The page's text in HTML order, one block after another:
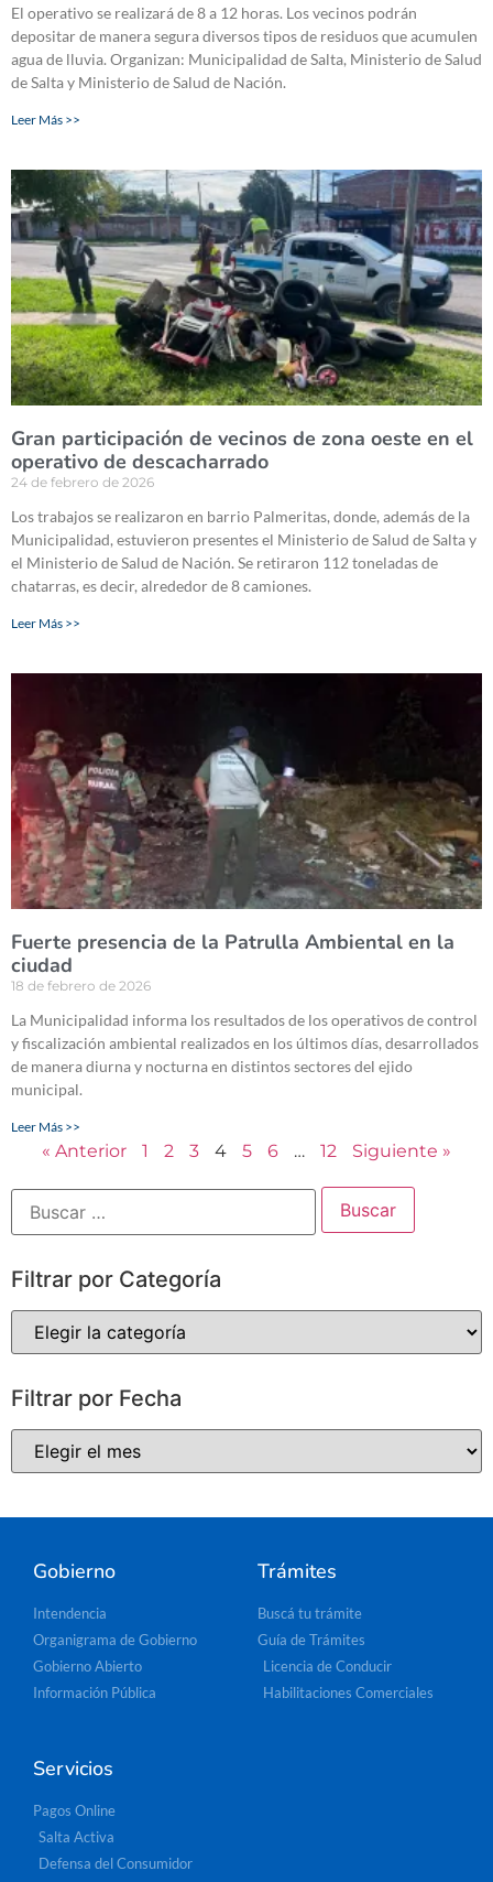
El operativo se realizará de 8 a 12 horas. Los vecinos podrán
depositar de manera segura diversos tipos de residuos que acumulen
agua de lluvia. Organizan: Municipalidad de Salta, Ministerio de Salud
de Salta y Ministerio de Salud de Nación.
Leer Más >>
Gran participación de vecinos de zona oeste en el
operativo de descacharrado
24 de febrero de 2026
Los trabajos se realizaron en barrio Palmeritas, donde, además de la
Municipalidad, estuvieron presentes el Ministerio de Salud de Salta y
el Ministerio de Salud de Nación. Se retiraron 112 toneladas de
chatarras, es decir, alrededor de 8 camiones.
Leer Más >>
Fuerte presencia de la Patrulla Ambiental en la
ciudad
18 de febrero de 2026
La Municipalidad informa los resultados de los operativos de control
y fiscalización ambiental realizados en los últimos días, desarrollados
de manera diurna y nocturna en distintos sectores del ejido
municipal.
Leer Más >>
« Anterior 1 2 3 4 5 6 … 12 Siguiente »
Filtrar por Categoría
Filtrar por Fecha
Gobierno
Intendencia
Organigrama de Gobierno
Gobierno Abierto
Información Pública
Trámites
Buscá tu trámite
Guía de Trámites
Licencia de Conducir
Habilitaciones Comerciales
Servicios
Pagos Online
Salta Activa
Defensa del Consumidor